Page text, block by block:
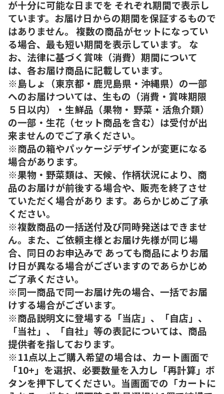
が十分に可能な日までを それぞれ期間で表示し
ています。お届け日からの期間を保証するもので
はありません。 複数の商品がセットになってい
る場合、最も短い期間を表示しています。 な
お、法律に基づく賞味（消費）期間について
は、各お届け商品に記載しています。
※島しょ（東京都・鹿児島県・沖縄県）の一部
へのお届けついては、生もの（消費・賞味期限
５日以内）・生鮮品（果物・ 野菜・活魚介類）
の一部・生花（セット商品を含む）は受付が出
来ませんのでご了承ください。
※商品の箱やパッケージデザインが変更になる
場合があります。
※果物・野菜類は、天候、作柄状況により、商
品のお届けが前後する場合や、販売を終了させ
ていただく場合があり ます。あらかじめご了承
ください。
※複数商品の一括送付及び同時発送はできませ
ん。また、ご依頼主様とお届け先様が同じ場
合、同日のお申込みで あっても商品によりお届
け日が異なる場合がございますのであらかじめ
ご了承ください。
※同一商品で同一お届け先の場合、一括でお届
けする場合がございます。
※商品説明文に登場する「当店」、「自店」、
「当社」、「自社」等の表記については、商品
提供者を指しております。
※11点以上ご購入希望の場合は、カート画面で
「10+」を選択、必要数量を入力し「再計算」ボ
タンを押下してください。当画面での「カートに